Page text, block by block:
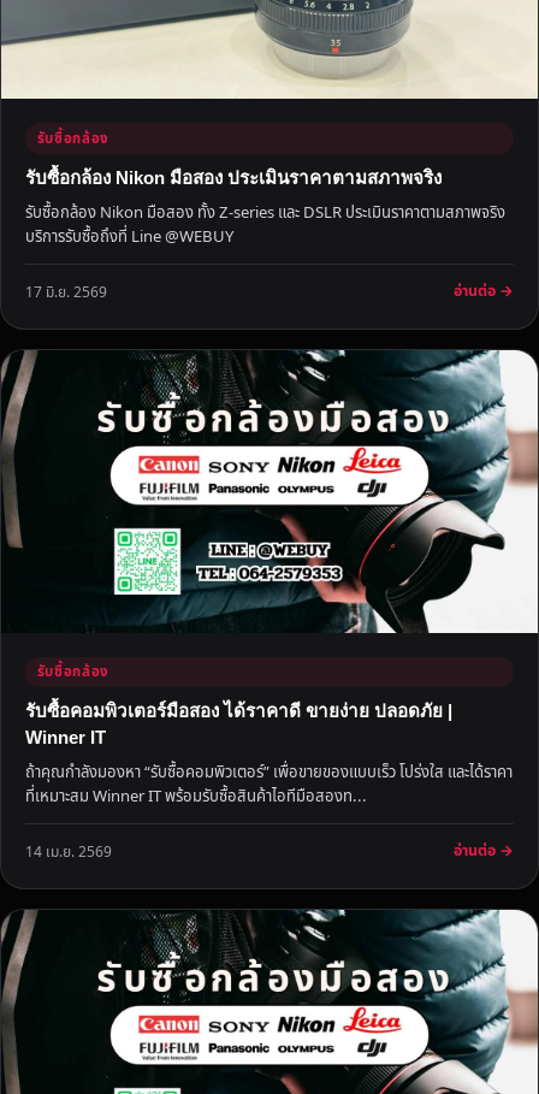
ง
รับซื้อกล้อง
รับซื้อกล้อง Nikon มือสอง ประเมินราคาตามสภาพจริง
รับซื้อกล้อง Nikon มือสอง ทั้ง Z-series และ DSLR ประเมินราคาตามสภาพจริง
บริการรับซื้อถึงที่ Line @WEBUY
17 มิ.ย. 2569 อ่านต่อ →
รับซื้อกล้อง
รับซื้อคอมพิวเตอร์มือสอง ได้ราคาดี ขายง่าย ปลอดภัย |
Winner IT
ถ้าคุณกำลังมองหา “รับซื้อคอมพิวเตอร์” เพื่อขายของแบบเร็ว โปร่งใส และได้ราคา
ที่เหมาะสม Winner IT พร้อมรับซื้อสินค้าไอทีมือสองท...
14 เม.ย. 2569 อ่านต่อ →